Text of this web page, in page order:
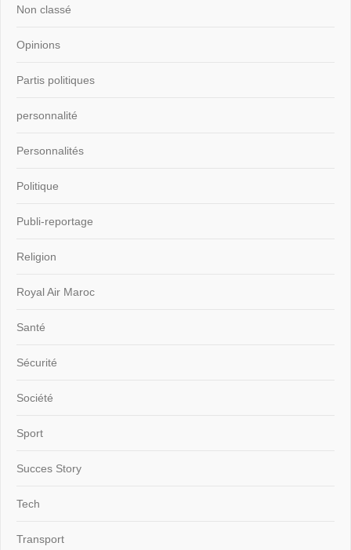
Non classé
Opinions
Partis politiques
personnalité
Personnalités
Politique
Publi-reportage
Religion
Royal Air Maroc
Santé
Sécurité
Société
Sport
Succes Story
Tech
Transport